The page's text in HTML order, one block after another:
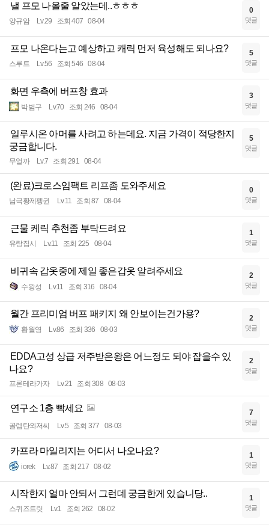
낼 프모 나올줄 알았는데..ㅎㅎㅎ
양규암 Lv.29 조회 407 08-04
0
댓글
프모 나온다는고 예상하고 캐릭 먼저 육성해도 되나요?
스루트 Lv.56 조회 546 08-04
5
댓글
화면 우측에 버프창 효과
박범구 Lv.70 조회 246 08-04
3
댓글
일루시온 아머를 사려고 하는데요. 지금 가격이 적당한지
궁금합니다.
무얼까 Lv.7 조회 291 08-04
5
댓글
(완료)크로스임팩트 리프좀 도와주세요
남극황제펭귄 Lv.11 조회 87 08-04
0
댓글
근물 케릭 추천좀 부탁드려요
유랑집시 Lv.11 조회 225 08-04
1
댓글
비귀속 갑옷중에 제일 좋은갑옷 알려주세요
수왕성 Lv.11 조회 316 08-04
2
댓글
월간 프리미엄 버프 패키지 왜 안보이는건가용?
황월영 Lv.86 조회 336 08-03
2
댓글
EDDA고성 상급 저주받은왕은 어느정도 되야 잡을수 있
나요?
프론테라가자 Lv.21 조회 308 08-03
2
댓글
연구소 1층 빡세요
골렘탄와저씨 Lv.5 조회 377 08-03
7
댓글
카프라 마일리지는 어디서 나오나요?
iorek Lv.87 조회 217 08-02
1
댓글
시작한지 얼마 안되서 그런데 궁금한게 있습니당..
스퀴즈트릿 Lv.1 조회 262 08-02
1
댓글